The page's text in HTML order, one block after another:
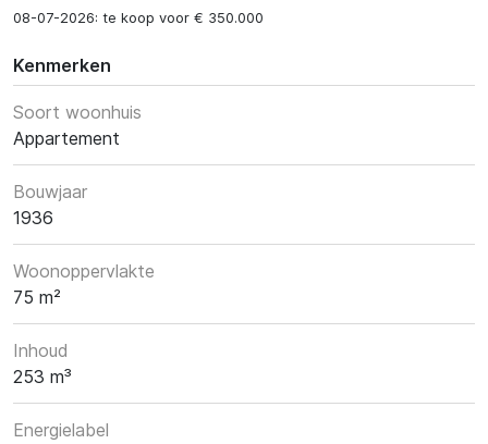
08-07-2026: te koop voor € 350.000
Kenmerken
Soort woonhuis
Appartement
Bouwjaar
1936
Woonoppervlakte
75 m²
Inhoud
253 m³
Energielabel